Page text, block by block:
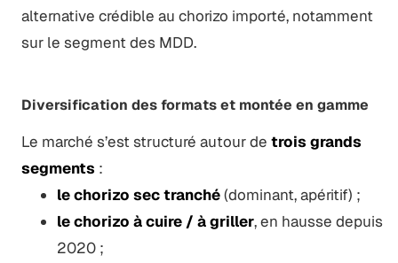
alternative crédible au chorizo importé, notamment
sur le segment des MDD.
Diversification des formats et montée en gamme
Le marché s’est structuré autour de trois grands
segments :
le chorizo sec tranché(dominant, apéritif) ;
le chorizo à cuire / à griller, en hausse depuis
2020 ;